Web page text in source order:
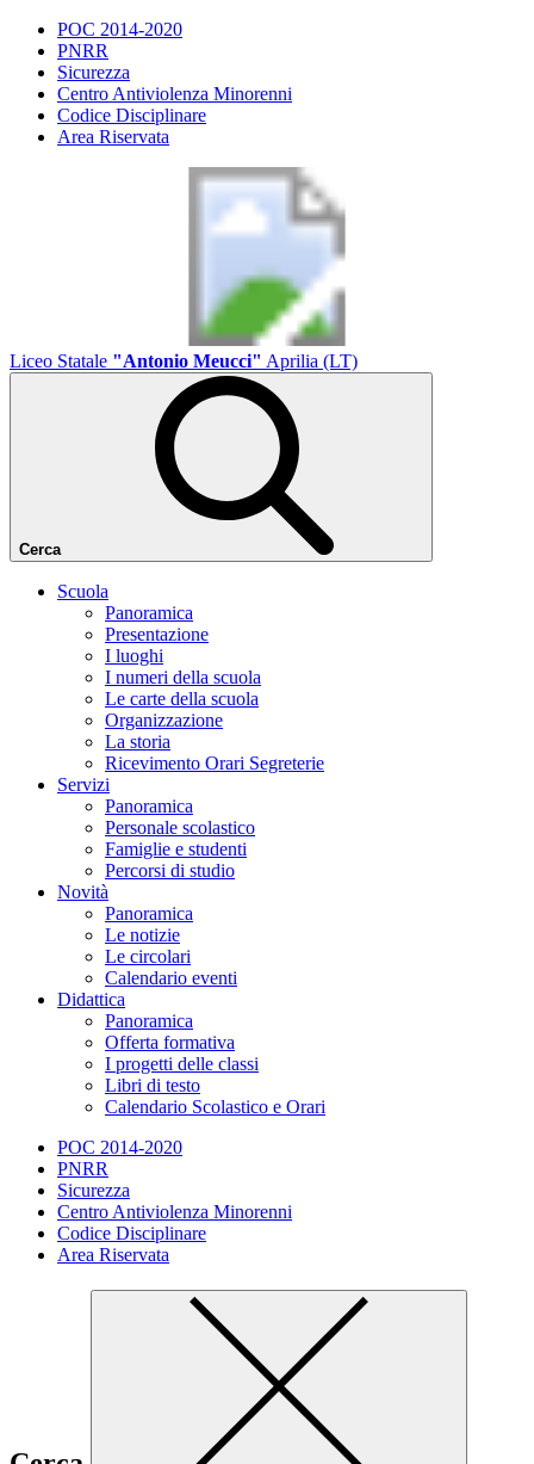
POC 2014-2020
PNRR
Sicurezza
Centro Antiviolenza Minorenni
Codice Disciplinare
Area Riservata
Liceo Statale "Antonio Meucci" Aprilia (LT)
Cerca
Scuola
Panoramica
Presentazione
I luoghi
I numeri della scuola
Le carte della scuola
Organizzazione
La storia
Ricevimento Orari Segreterie
Servizi
Panoramica
Personale scolastico
Famiglie e studenti
Percorsi di studio
Novità
Panoramica
Le notizie
Le circolari
Calendario eventi
Didattica
Panoramica
Offerta formativa
I progetti delle classi
Libri di testo
Calendario Scolastico e Orari
POC 2014-2020
PNRR
Sicurezza
Centro Antiviolenza Minorenni
Codice Disciplinare
Area Riservata